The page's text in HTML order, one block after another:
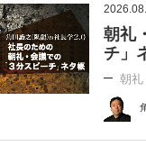
朝礼
チ」
朝礼